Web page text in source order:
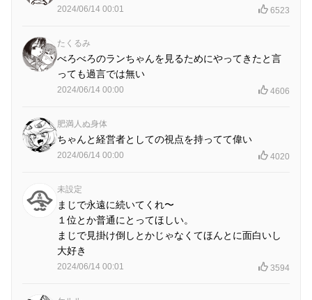
2024/06/14 00:01 6523
たくるみ
べろべろのランちゃんを見るためにやってきたと言
っても過言では無い
2024/06/14 00:00 4606
肥満人ぬ身体
ちゃんと経営者としての視点を持ってて偉い
2024/06/14 00:00 4020
未設定
まじで永遠に続いてくれ〜
１位とか普通にとってほしい。
まじで見掛け倒しとかじゃなくてほんとに面白いし
大好き
2024/06/14 00:01 3594